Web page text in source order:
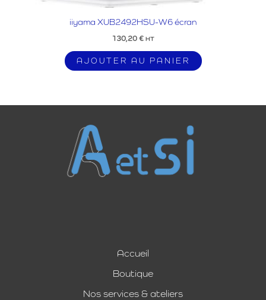
iiyama XUB2492HSU-W6 écran
130,20 € HT
AJOUTER AU PANIER
Accueil
Boutique
Nos services & ateliers